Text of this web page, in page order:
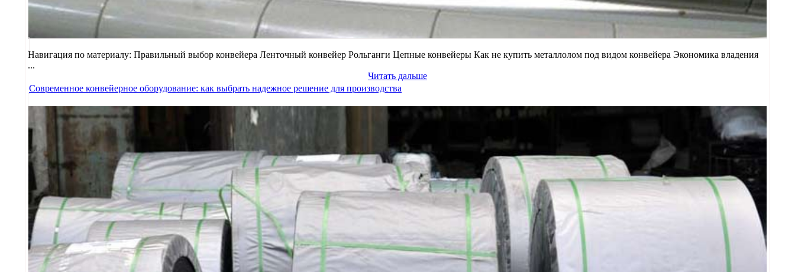
Навигация по материалу: Правильный выбор конвейера Ленточный конвейер Рольганги Цепные конвейеры Как не купить металлолом под видом конвейера Экономика владения
...
Читать дальше
Современное конвейерное оборудование: как выбрать надежное решение для производства